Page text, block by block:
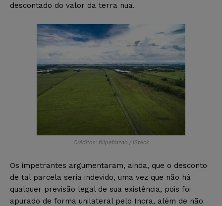
descontado do valor da terra nua.
Créditos: filipefrazao / iStock
Os impetrantes argumentaram, ainda, que o desconto
de tal parcela seria indevido, uma vez que não há
qualquer previsão legal de sua existência, pois foi
apurado de forma unilateral pelo Incra, além de não